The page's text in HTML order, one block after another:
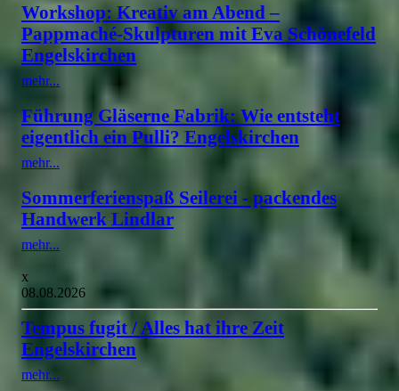
Workshop: Kreativ am Abend –
Pappmaché-Skulpturen mit Eva Schönefeld
Engelskirchen
mehr...
Führung Gläserne Fabrik: Wie entsteht
eigentlich ein Pulli? Engelskirchen
mehr...
Sommerferienspaß Seilerei - packendes
Handwerk Lindlar
mehr...
x
08.08.2026
Tempus fugit / Alles hat ihre Zeit
Engelskirchen
mehr...